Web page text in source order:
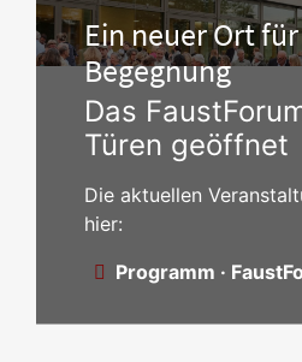
Ein neuer Ort
Begegnung
Das
Türen geöffnet
Die aktuellen
hier:
Programm ·